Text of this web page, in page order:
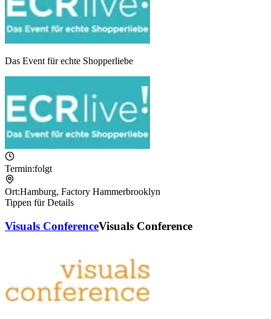
Das Event für echte Shopperliebe
Termin:folgt
Ort:Hamburg, Factory Hammerbrooklyn
Tippen für Details
Visuals ConferenceVisuals Conference